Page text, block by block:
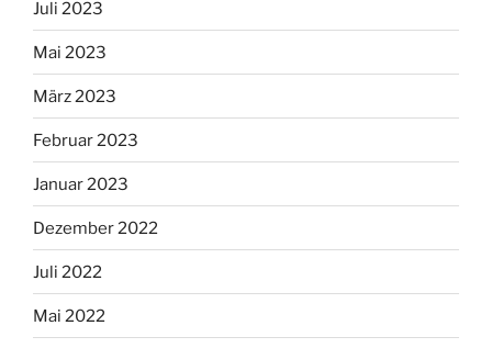
Juli 2023
Mai 2023
März 2023
Februar 2023
Januar 2023
Dezember 2022
Juli 2022
Mai 2022